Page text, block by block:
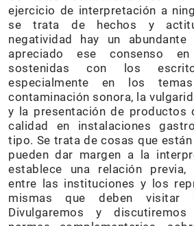
ejercicio de interpretación a
se trata de hechos y
negatividad hay un abundante
apreciado ese consenso
sostenidas con los
especialmente en los
contaminación sonora, la
y la presentación de productos
calidad en instalaciones
tipo. Se trata de cosas que
pueden dar margen a la
establece una relación
entre las instituciones y los
mismas que deben visitar
Divulgaremos y